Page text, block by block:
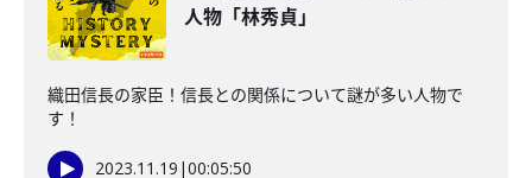
人物「林秀貞」
織田信長の家臣！信長との関係について謎が多い人物で
す！
2023.11.19 |00:05:50